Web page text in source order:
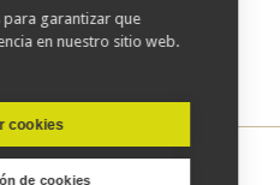
pulse aquí
para garantizar que
en nuestro sitio web.
cookies
de cookies